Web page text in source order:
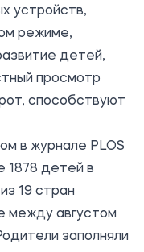
устройств,
режиме,
детей,
просмотр
способствуют
в журнале PLOS
1878 детей в
19 стран
между августом
заполняли